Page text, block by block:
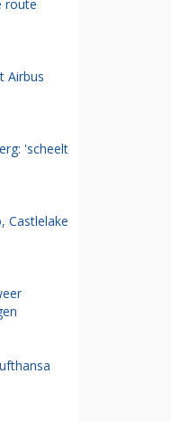
route
Airbus
'scheelt
Castlelake